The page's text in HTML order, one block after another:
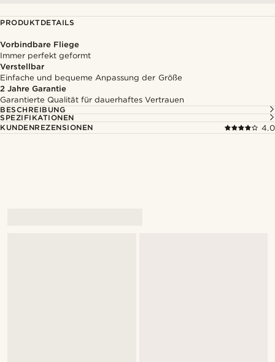
PRODUKTDETAILS
Vorbindbare Fliege
Immer perfekt geformt
Verstellbar
Einfache und bequeme Anpassung der Größe
2 Jahre Garantie
Garantierte Qualität für dauerhaftes Vertrauen
BESCHREIBUNG
SPEZIFIKATIONEN
KUNDENREZENSIONEN
4.0